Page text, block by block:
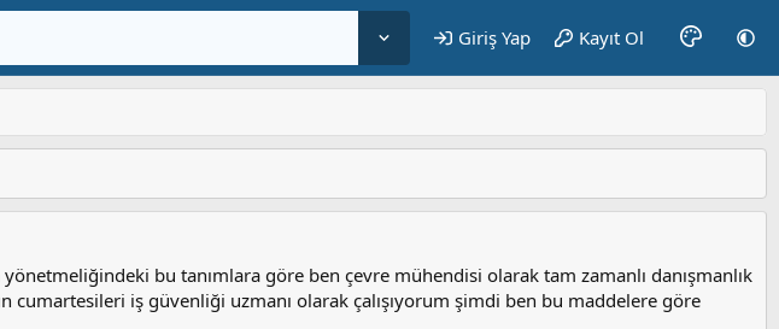
Giriş Yap Kayıt Ol
bu tanımlara göre ben çevre mühendisi olarak tam zamanlı danışmanlık
cumartesileri iş güvenliği uzmanı olarak çalışıyorum şimdi ben bu maddelere göre